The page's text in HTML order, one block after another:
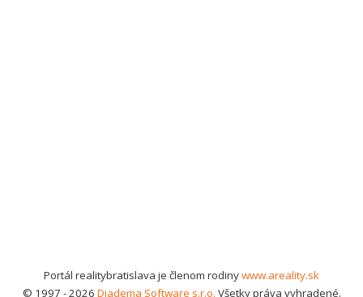
Portál realitybratislava je členom rodinywww.areality.sk
© 1997 - 2026 Diadema Software s.r.o. Všetky práva vyhradené.